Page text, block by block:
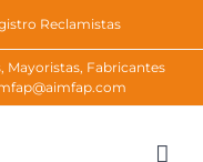
Reclamistas
Mayoristas, Fabricantes